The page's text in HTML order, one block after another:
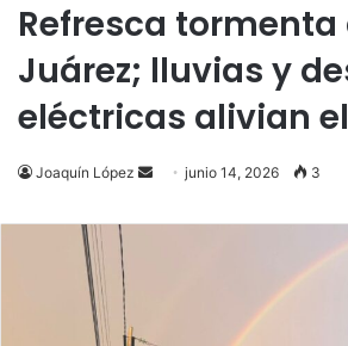
Refresca tormenta
Juárez; lluvias y
eléctricas alivian
Joaquín López
Send
email
junio 14, 2026 3